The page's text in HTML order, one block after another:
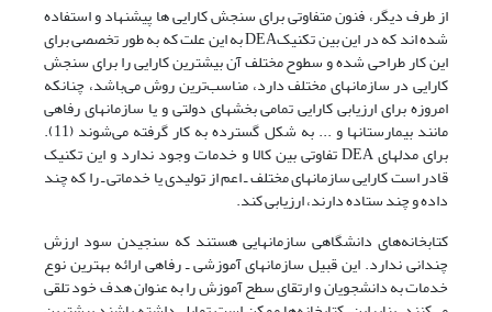
از طرف دیگر، فنون متفاوتی برای سنجش کارایی ها پیشنهاد و استفاده
شده اند که در این بین تکنیکDEA به این علت که به طور تخصصی برای
این کار طراحی شده و سطوح مختلف آن بیشترین کارایی را برای سنجش
کارایی در سازمانهای مختلف دارد، مناسب‌ترین روش می‌باشد، چنانکه
امروزه برای ارزیابی کارایی تمامی بخشهای دولتی و یا سازمانهای رفاهی
مانند بیمارستانها و ... به شکل گسترده به کار گرفته می‌شوند (11).
برای مدلهای DEA تفاوتی بین کالا و خدمات وجود ندارد و این تکنیک
قادر است کارایی سازمانهای مختلف ـ اعم از تولیدی یا خدماتی ـ را که چند
داده و چند ستاده دارند، ارزیابی کند.
کتابخانه‌های دانشگاهی سازمانهایی هستند که سنجیدن سود ارزش
چندانی ندارد. این قبیل سازمانهای آموزشی ـ رفاهی ارائه بهترین نوع
خدمات به دانشجویان و ارتقای سطح آموزش را به عنوان هدف خود تلقی